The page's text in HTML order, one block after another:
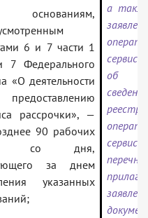
6 и 7 части 1
7 Федерального
«О деятельности
рассрочки», —
90 рабочих
со дня,
за днем
указанных
а
об
реестра
сервиса
перечне